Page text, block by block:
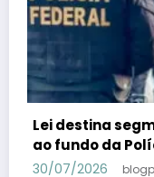
PSB confirma
candidato a
Lula – Em Dia ES